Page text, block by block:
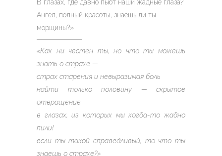
В глазах, где давно пьют наши жадные глаза?
Ангел, полный красоты, знаешь ли ты
морщины?»
«Как ни честен ты, но что ты можешь
знать о страхе —
страх старения и невыразимая боль
найти только половину — скрытое
отвращение
в глазах, из которых мы когда-то жадно
пили!
если ты такой справедливый, то что ты
знаешь о страхе?»